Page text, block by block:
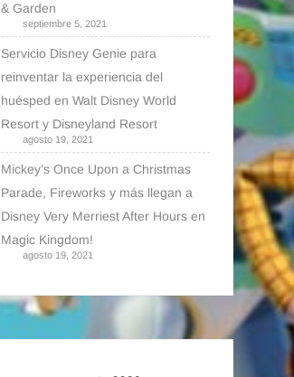
& Garden
septiembre 5, 2021
Servicio Disney Genie para
reinventar la experiencia del
huésped en Walt Disney World
Resort y Disneyland Resort
agosto 19, 2021
Mickey’s Once Upon a Christmas
Parade, Fireworks y más llegan a
Disney Very Merriest After Hours en
Magic Kingdom!
agosto 19, 2021